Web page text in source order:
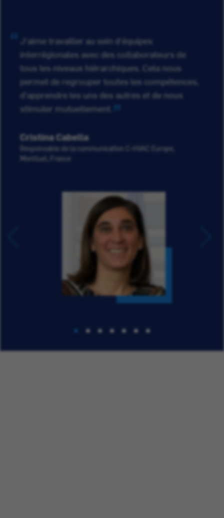
J'aime travailler au sein d'équipes
interrégionales avec des collaborateurs de
tous les niveaux hiérarchiques. Cela nous
permet de regrouper toutes les compétences,
d'apprendre les uns des autres et de nous
stimuler mutuellement.
Cristina Cabella
Responsable de la communication C-HVAC Europe,
Montluel, France